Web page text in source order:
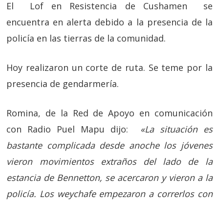
El Lof en Resistencia de Cushamen se
encuentra en alerta debido a la presencia de la
policía en las tierras de la comunidad.
Hoy realizaron un corte de ruta. Se teme por la
presencia de gendarmería.
Romina, de la Red de Apoyo en comunicación
con Radio Puel Mapu dijo:
«La situación es
bastante complicada desde anoche los jóvenes
vieron movimientos extraños del lado de la
estancia de Bennetton, se acercaron y vieron a la
policía. Los weychafe empezaron a correrlos con